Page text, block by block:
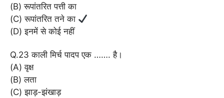
(B) रूपांतरित पत्ती का
(C) रूपांतरित तने का
(D) इनमें से कोई नहीं
Q.23 काली मिर्च पादप एक ……. है।
(A) वृक्ष
(B) लता
(C) झाड़-झंखाड़